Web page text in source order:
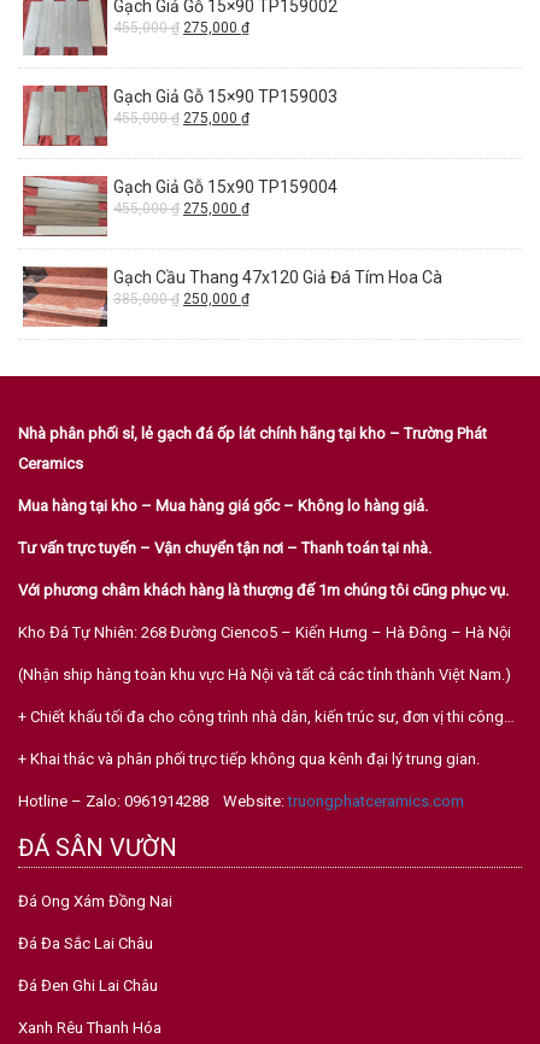
Gạch Giả Gỗ 15×90 TP159002
455,000₫ 275,000 ₫
Gạch Giả Gỗ 15×90 TP159003
455,000₫ 275,000 ₫
Gạch Giả Gỗ 15x90 TP159004
455,000₫ 275,000 ₫
Gạch Cầu Thang 47x120 Giả Đá Tím Hoa Cà
385,000₫ 250,000 ₫
Nhà phân phối sỉ, lẻ gạch đá ốp lát chính hãng tại kho – Trường Phát
Ceramics
Mua hàng tại kho – Mua hàng giá gốc – Không lo hàng giả.
Tư vấn trực tuyến – Vận chuyển tận nơi – Thanh toán tại nhà.
Với phương châm khách hàng là thượng đế 1m chúng tôi cũng phục vụ.
Kho Đá Tự Nhiên: 268 Đường Cienco5 – Kiến Hưng – Hà Đông – Hà Nội
(Nhận ship hàng toàn khu vực Hà Nội và tất cả các tỉnh thành Việt Nam.)
+ Chiết khấu tối đa cho công trình nhà dân, kiến trúc sư, đơn vị thi công…
+ Khai thác và phân phối trực tiếp không qua kênh đại lý trung gian.
Hotline – Zalo: 0961914288 Website:truongphatceramics.com
ĐÁ SÂN VƯỜN
Đá Ong Xám Đồng Nai
Đá Đa Sắc Lai Châu
Đá Đen Ghi Lai Châu
Xanh Rêu Thanh Hóa